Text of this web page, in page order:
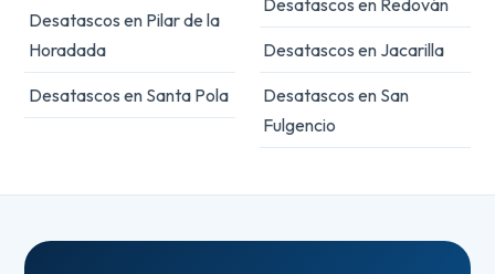
Desatascos en Pilar de la
Horadada
Desatascos en Santa Pola
Desatascos en Redován
Desatascos en Jacarilla
Desatascos en San
Fulgencio